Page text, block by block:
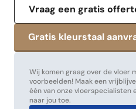
Vraag een gratis
Wij komen graag over de vloer
voorbeelden! Maak een
één van onze vloerspecialisten
naar jou toe.